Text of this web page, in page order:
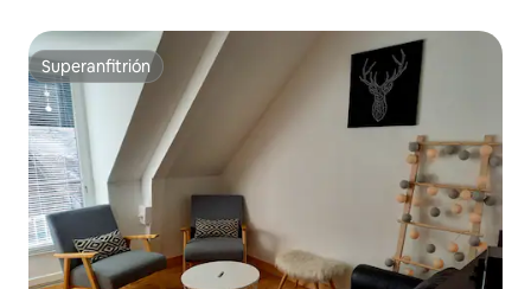
Superanfitrión
Superanfitrión